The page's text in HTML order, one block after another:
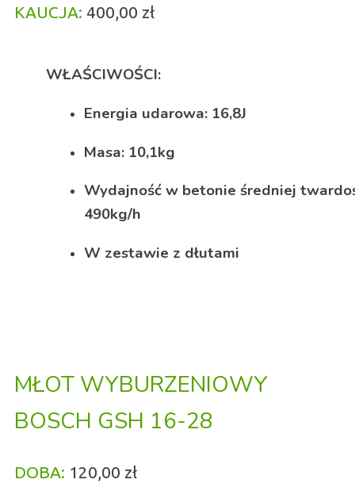
KAUCJA: 400,00 zł
WŁAŚCIWOŚCI:
Energia udarowa: 16,8J
Masa: 10,1kg
Wydajność w betonie średniej
490kg/h
W zestawie z dłutami
MŁOT WYBURZENIOWY
BOSCH GSH 16-28
DOBA: 120,00 zł